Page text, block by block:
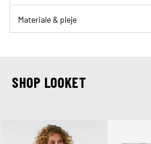
Materiale & pleje
SHOP LOOKET